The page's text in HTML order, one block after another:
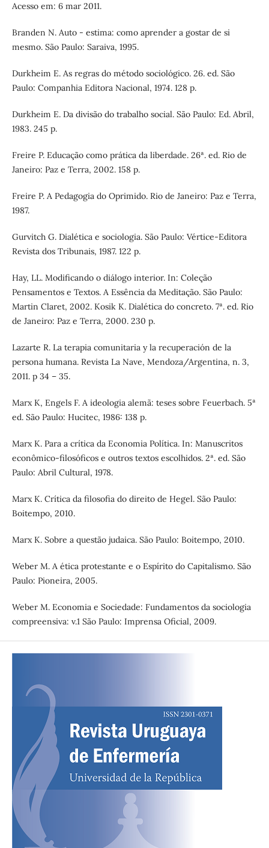
Acesso em: 6 mar 2011.
Branden N. Auto - estima: como aprender a gostar de si
mesmo. São Paulo: Saraiva, 1995.
Durkheim E. As regras do método sociológico. 26. ed. São
Paulo: Companhia Editora Nacional, 1974. 128 p.
Durkheim E. Da divisão do trabalho social. São Paulo: Ed. Abril,
1983. 245 p.
Freire P. Educação como prática da liberdade. 26ª. ed. Rio de
Janeiro: Paz e Terra, 2002. 158 p.
Freire P. A Pedagogia do Oprimido. Rio de Janeiro: Paz e Terra,
1987.
Gurvitch G. Dialética e sociologia. São Paulo: Vértice-Editora
Revista dos Tribunais, 1987. 122 p.
Hay, LL. Modificando o diálogo interior. In: Coleção
Pensamentos e Textos. A Essência da Meditação. São Paulo:
Martin Claret, 2002. Kosik K. Dialética do concreto. 7ª. ed. Rio
de Janeiro: Paz e Terra, 2000. 230 p.
Lazarte R. La terapia comunitaria y la recuperación de la
persona humana. Revista La Nave, Mendoza/Argentina, n. 3,
2011. p 34 – 35.
Marx K, Engels F. A ideologia alemã: teses sobre Feuerbach. 5ª
ed. São Paulo: Hucitec, 1986: 138 p.
Marx K. Para a crítica da Economia Política. In: Manuscritos
econômico-filosóficos e outros textos escolhidos. 2ª. ed. São
Paulo: Abril Cultural, 1978.
Marx K. Crítica da filosofia do direito de Hegel. São Paulo:
Boitempo, 2010.
Marx K. Sobre a questão judaica. São Paulo: Boitempo, 2010.
Weber M. A ética protestante e o Espírito do Capitalismo. São
Paulo: Pioneira, 2005.
Weber M. Economia e Sociedade: Fundamentos da sociologia
compreensiva: v.1 São Paulo: Imprensa Oficial, 2009.